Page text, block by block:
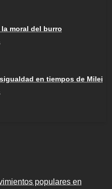
moral del burro
en tiempos de Milei
populares en